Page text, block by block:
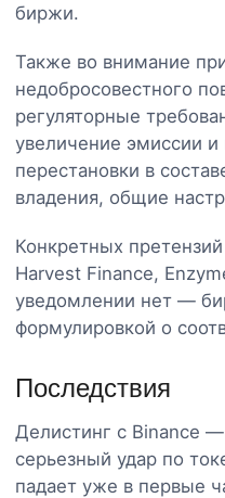
биржи.
Также во внимание
недобросовестного
регуляторные
увеличение эмиссии
перестановки в
владения, общие
Конкретных
Harvest Finance,
уведомлении нет —
формулировкой о
Последствия
Делистинг с Binance —
серьезный удар по
падает уже в первые